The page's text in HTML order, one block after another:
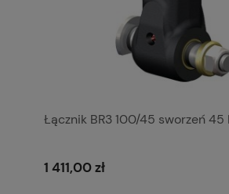
Łącznik BR3 100/45 sworzeń 45
1 411,00 zł